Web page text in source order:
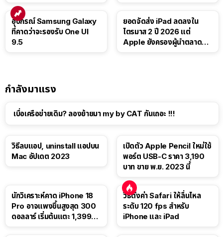
อุปกรณ์ Samsung Galaxy
ที่คาดว่าจะรองรับ One UI
9.5
ยอดจัดส่ง iPad ลดลงใน
ไตรมาส 2 ปี 2026 แต่
Apple ยังครองผู้นำตลาด
กำลังมาแรง
เบื่อเครือข่ายเดิม? ลองย้ายมา my by CAT กันเถอะ !!!
วิธีลบแอป, uninstall แอปบน
Mac อัปเดต 2023
เปิดตัว Apple Pencil ใหม่ใช้
พอร์ต USB-C ราคา 3,190
บาท ขาย พ.ย. 2023 นี้
นักวิเคราะห์คาด iPhone 18
Pro อาจแพงขึ้นสูงสุด 300
ดอลลาร์ เริ่มต้นแตะ 1,399
วิธีตั้งค่า Safari ให้ลื่นไหล
ระดับ 120 fps สำหรับ
iPhone และ iPad